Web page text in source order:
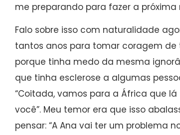
me preparando para fazer a
Falo sobre isso com naturalidade
tantos anos para tomar coragem
porque tinha medo da mesma
que tinha esclerose a algumas
“Coitada, vamos para a África que
você”. Meu temor era que isso
pensar: “A Ana vai ter um problema